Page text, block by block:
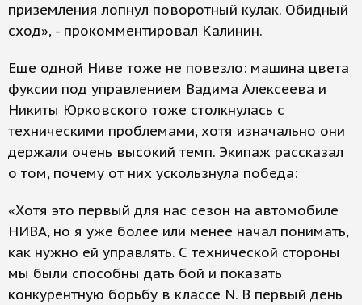
приземления лопнул поворотный кулак. Обидный
сход», - прокомментировал Калинин.
Еще одной Ниве тоже не повезло: машина цвета
фуксии под управлением Вадима Алексеева и
Никиты Юрковского тоже столкнулась с
техническими проблемами, хотя изначально они
держали очень высокий темп. Экипаж рассказал
о том, почему от них ускользнула победа:
«Хотя это первый для нас сезон на автомобиле
НИВА, но я уже более или менее начал понимать,
как нужно ей управлять. С технической стороны
мы были способны дать бой и показать
конкурентную борьбу в классе N. В первый день